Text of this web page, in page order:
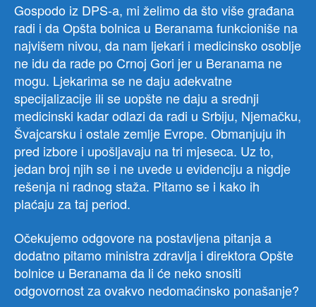
Gospodo iz DPS-a, mi želimo da što više građana
radi i da Opšta bolnica u Beranama funkcioniše na
najvišem nivou, da nam ljekari i medicinsko osoblje
ne idu da rade po Crnoj Gori jer u Beranama ne
mogu. Ljekarima se ne daju adekvatne
specijalizacije ili se uopšte ne daju a srednji
medicinski kadar odlazi da radi u Srbiju, Njemačku,
Švajcarsku i ostale zemlje Evrope. Obmanjuju ih
pred izbore i upošljavaju na tri mjeseca. Uz to,
jedan broj njih se i ne uvede u evidenciju a nigdje
rešenja ni radnog staža. Pitamo se i kako ih
plaćaju za taj period.
Očekujemo odgovore na postavljena pitanja a
dodatno pitamo ministra zdravlja i direktora Opšte
bolnice u Beranama da li će neko snositi
odgovornost za ovakvo nedomaćinsko ponašanje?